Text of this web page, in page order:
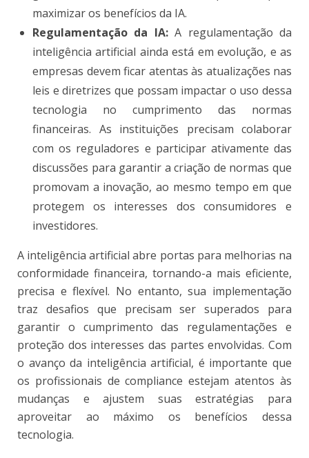
maximizar os benefícios da IA.
Regulamentação da IA:A regulamentação da
inteligência artificial ainda está em evolução, e as
empresas devem ficar atentas às atualizações nas
leis e diretrizes que possam impactar o uso dessa
tecnologia no cumprimento das normas
financeiras. As instituições precisam colaborar
com os reguladores e participar ativamente das
discussões para garantir a criação de normas que
promovam a inovação, ao mesmo tempo em que
protegem os interesses dos consumidores e
investidores.
A inteligência artificial abre portas para melhorias na
conformidade financeira, tornando-a mais eficiente,
precisa e flexível. No entanto, sua implementação
traz desafios que precisam ser superados para
garantir o cumprimento das regulamentações e
proteção dos interesses das partes envolvidas. Com
o avanço da inteligência artificial, é importante que
os profissionais de compliance estejam atentos às
mudanças e ajustem suas estratégias para
aproveitar ao máximo os benefícios dessa
tecnologia.